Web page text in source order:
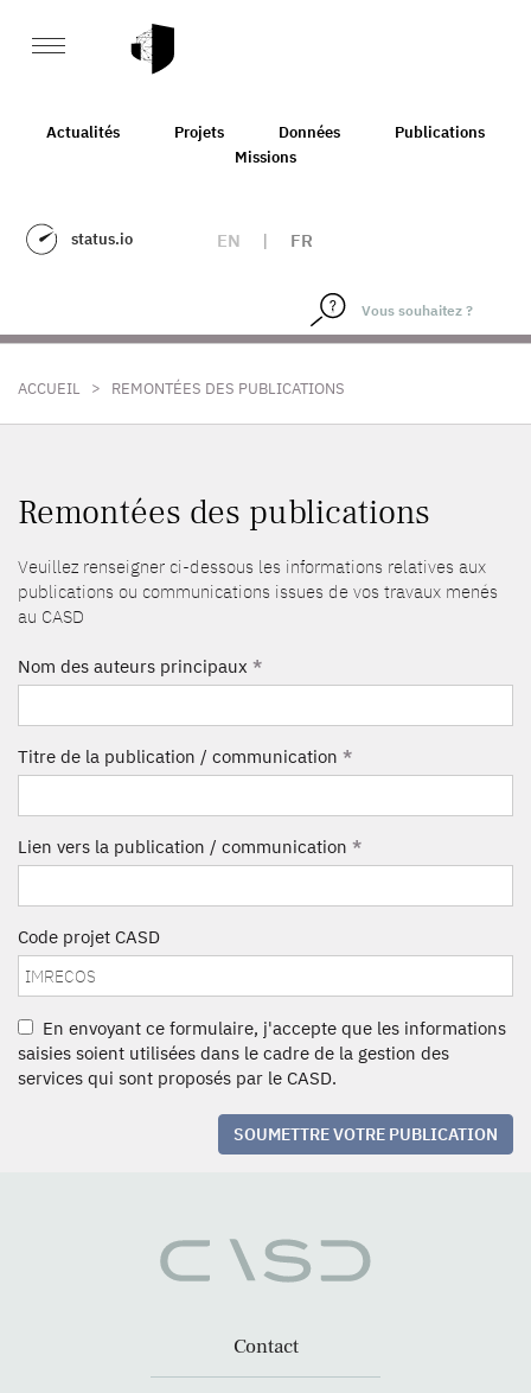
Actualités Projets Données
Publications
Missions
status.io EN | FR
ACCUEIL > REMONTÉES DES PUBLICATIONS
Remontées des publications
Veuillez renseigner ci-dessous les informations relatives aux
publications ou communications issues de vos travaux menés
au CASD
Nom des auteurs principaux *
Titre de la publication / communication *
Lien vers la publication / communication *
Code projet CASD
En envoyant ce formulaire, j'accepte que les informations
saisies soient utilisées dans le cadre de la gestion des
services qui sont proposés par le CASD.
SOUMETTRE VOTRE PUBLICATION
Contact